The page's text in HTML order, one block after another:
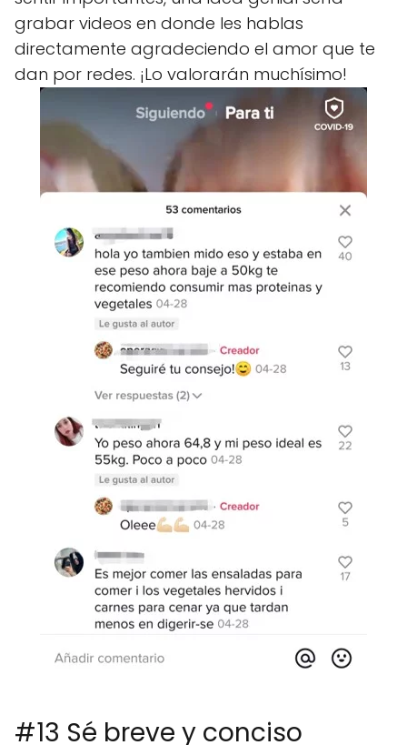
grabar videos en donde les hablas
directamente agradeciendo el amor que te
dan por redes. ¡Lo valorarán muchísimo!
#13 Sé breve y conciso